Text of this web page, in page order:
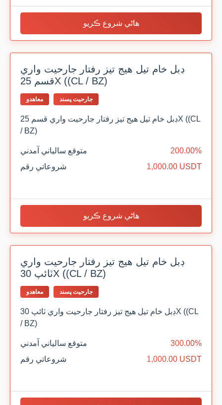
هاڻي شروع ڪريو
ڊبل خام تيل هيج تيز رفتار جارحيت واري
قسم 25X ((CL / BZ)
معاهدو جارحيت پسند
ڊبل خام تيل هيج تيز رفتار جارحيت واري قسم 25X ((CL
/ BZ)
متوقع سالياني آمدني
200.00%
شروعاتي رقم
1,000.00 USDT
هاڻي شروع ڪريو
ڊبل خام تيل هيج تيز رفتار جارحيت واري
ٽائپ 30X ((CL / BZ)
معاهدو جارحيت پسند
ڊبل خام تيل هيج تيز رفتار جارحيت واري ٽائپ 30X ((CL
/ BZ)
متوقع سالياني آمدني
300.00%
شروعاتي رقم
1,000.00 USDT